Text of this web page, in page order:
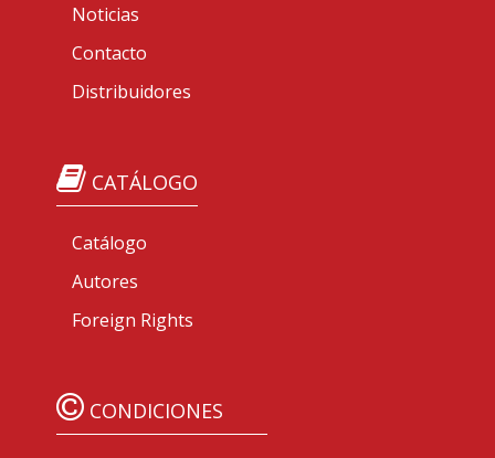
Noticias
Contacto
Distribuidores
CATÁLOGO
Catálogo
Autores
Foreign Rights
CONDICIONES